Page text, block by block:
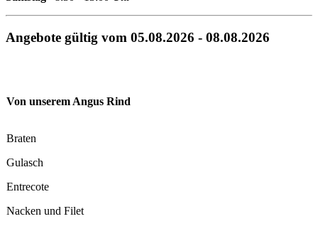
Angebote gültig vom 05.08.2026 - 08.08.2026
Von unserem Angus Rind
Braten
Gulasch
Entrecote
Nacken und Filet